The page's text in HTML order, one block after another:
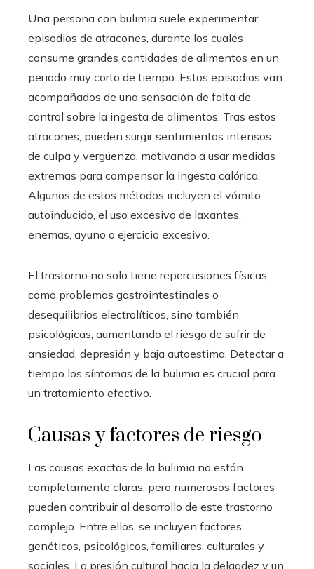
Una persona con bulimia suele experimentar
episodios de atracones, durante los cuales
consume grandes cantidades de alimentos en un
periodo muy corto de tiempo. Estos episodios van
acompañados de una sensación de falta de
control sobre la ingesta de alimentos. Tras estos
atracones, pueden surgir sentimientos intensos
de culpa y vergüenza, motivando a usar medidas
extremas para compensar la ingesta calórica.
Algunos de estos métodos incluyen el vómito
autoinducido, el uso excesivo de laxantes,
enemas, ayuno o ejercicio excesivo.
El trastorno no solo tiene repercusiones físicas,
como problemas gastrointestinales o
desequilibrios electrolíticos, sino también
psicológicas, aumentando el riesgo de sufrir de
ansiedad, depresión y baja autoestima. Detectar a
tiempo los síntomas de la bulimia es crucial para
un tratamiento efectivo.
Causas y factores de riesgo
Las causas exactas de la bulimia no están
completamente claras, pero numerosos factores
pueden contribuir al desarrollo de este trastorno
complejo. Entre ellos, se incluyen factores
genéticos, psicológicos, familiares, culturales y
sociales. La presión cultural hacia la delgadez y un